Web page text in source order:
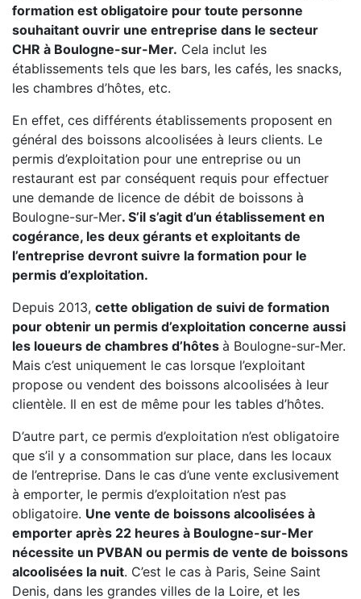
formation est obligatoire pour toute personne
souhaitant ouvrir une entreprise dans le secteur
CHR à Boulogne-sur-Mer. Cela inclut les
établissements tels que les bars, les cafés, les snacks,
les chambres d’hôtes, etc.
En effet, ces différents établissements proposent en
général des boissons alcoolisées à leurs clients. Le
permis d’exploitation pour une entreprise ou un
restaurant est par conséquent requis pour effectuer
une demande de licence de débit de boissons à
Boulogne-sur-Mer. S’il s’agit d’un établissement en
cogérance, les deux gérants et exploitants de
l’entreprise devront suivre la formation pour le
permis d’exploitation.
Depuis 2013, cette obligation de suivi de formation
pour obtenir un permis d’exploitation concerne aussi
les loueurs de chambres d’hôtes à Boulogne-sur-Mer.
Mais c’est uniquement le cas lorsque l’exploitant
propose ou vendent des boissons alcoolisées à leur
clientèle. Il en est de même pour les tables d’hôtes.
D’autre part, ce permis d’exploitation n’est obligatoire
que s’il y a consommation sur place, dans les locaux
de l’entreprise. Dans le cas d’une vente exclusivement
à emporter, le permis d’exploitation n’est pas
obligatoire. Une vente de boissons alcoolisées à
emporter après 22 heures à Boulogne-sur-Mer
nécessite un PVBAN ou permis de vente de boissons
alcoolisées la nuit. C’est le cas à Paris, Seine Saint
Denis, dans les grandes villes de la Loire, et les